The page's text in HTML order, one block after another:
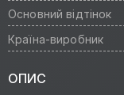
Основний відтінок
Країна-виробник
ОПИС